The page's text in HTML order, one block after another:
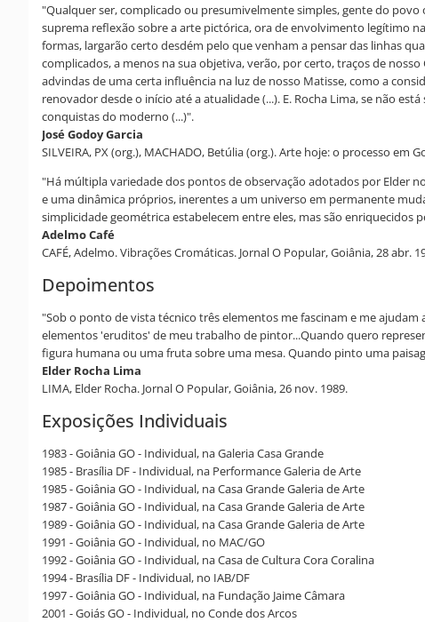
"Qualquer ser, complicado ou presumivelmente simples, gente do
suprema reflexão sobre a arte pictórica, ora de envolvimento legítimo
formas, largarão certo desdém pelo que venham a pensar das linhas
complicados, a menos na sua objetiva, verão, por certo, traços de
advindas de uma certa influência na luz de nosso Matisse, como a
renovador desde o início até a atualidade (...). E. Rocha Lima, se não
conquistas do moderno (...)".
José Godoy Garcia
SILVEIRA, PX (org.), MACHADO, Betúlia (org.). Arte hoje: o processo
"Há múltipla variedade dos pontos de observação adotados por Elder
e uma dinâmica próprios, inerentes a um universo em permanente
simplicidade geométrica estabelecem entre eles, mas são enriquecidos
Adelmo Café
CAFÉ, Adelmo. Vibrações Cromáticas. Jornal O Popular, Goiânia, 28 abr.
Depoimentos
"Sob o ponto de vista técnico três elementos me fascinam e me
elementos 'eruditos' de meu trabalho de pintor...Quando quero
figura humana ou uma fruta sobre uma mesa. Quando pinto uma
Elder Rocha Lima
LIMA, Elder Rocha. Jornal O Popular, Goiânia, 26 nov. 1989.
Exposições Individuais
1983 - Goiânia GO - Individual, na Galeria Casa Grande
1985 - Brasília DF - Individual, na Performance Galeria de Arte
1985 - Goiânia GO - Individual, na Casa Grande Galeria de Arte
1987 - Goiânia GO - Individual, na Casa Grande Galeria de Arte
1989 - Goiânia GO - Individual, na Casa Grande Galeria de Arte
1991 - Goiânia GO - Individual, no MAC/GO
1992 - Goiânia GO - Individual, na Casa de Cultura Cora Coralina
1994 - Brasília DF - Individual, no IAB/DF
1997 - Goiânia GO - Individual, na Fundação Jaime Câmara
2001 - Goiás GO - Individual, no Conde dos Arcos